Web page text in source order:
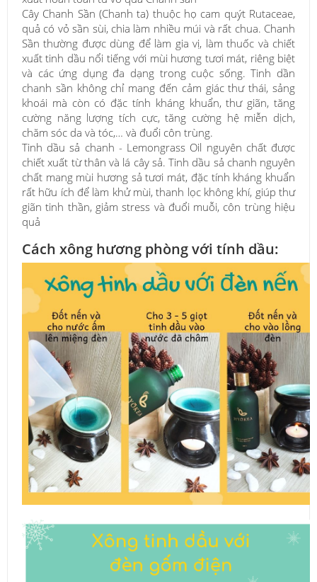
Cây Chanh Sần (Chanh ta) thuộc họ cam quýt Rutaceae,
quả có vỏ sần sùi, chia làm nhiều múi và rất chua. Chanh
Sần thường được dùng để làm gia vị, làm thuốc và chiết
xuất tinh dầu nổi tiếng với mùi hương tươi mát, riêng biệt
và các ứng dụng đa dạng trong cuộc sống. Tinh dần
chanh sần không chỉ mang đến cảm giác thư thái, sảng
khoái mà còn có đặc tính kháng khuẩn, thư giãn, tăng
cường năng lượng tích cực, tăng cường hệ miễn dịch,
chăm sóc da và tóc,… và đuổi côn trùng.
Tinh dầu sả chanh - Lemongrass Oil nguyên chất được
chiết xuất từ thân và lá cây sả. Tinh dầu sả chanh nguyên
chất mang mùi hương sả tươi mát, đặc tính kháng khuẩn
rất hữu ích để làm khử mùi, thanh lọc không khí, giúp thư
giãn tinh thần, giảm stress và đuổi muỗi, côn trùng hiệu
quả
Cách xông hương phòng với tính dầu: